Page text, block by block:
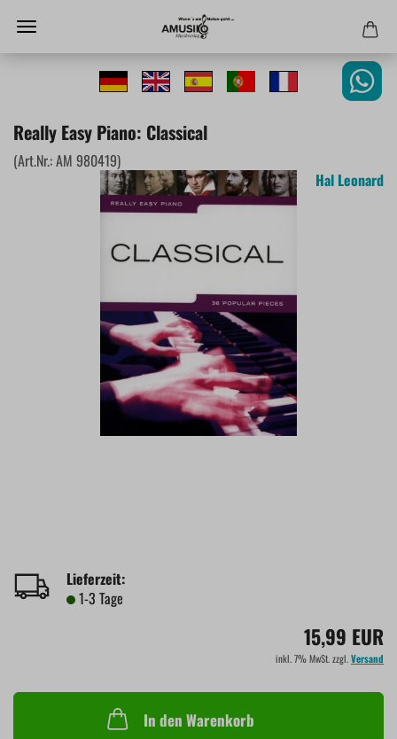
Really Easy Piano: Classical
(Art.Nr.:AM 980419)
Hal Leonard
Lieferzeit:
1-3 Tage
15,99 EUR
inkl. 7% MwSt. zzgl.Versand
In den Warenkorb